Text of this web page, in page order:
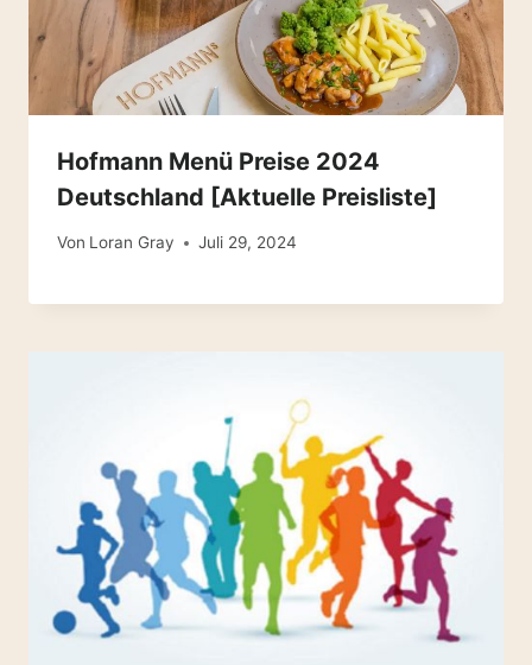
Hofmann Menü Preise 2024
Deutschland [Aktuelle Preisliste]
Von Loran Gray Juli 29, 2024